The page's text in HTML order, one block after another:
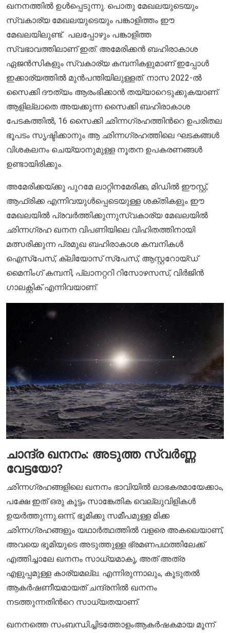
ഖനനത്തില്‍ ഉൾപ്പെടുന്നു. പൊതു മേഖലയുടെയും
സ്വകാര്യ മേഖലയുടെയും പങ്കാളിത്തം ഈ
മേഖലയിലുണ്ട്. പലപ്പോഴും പങ്കാളിത്ത
സ്വഭാവത്തിലാണ് ഇത്. അമേരിക്കൻ ബഹിരാകാശ
ഏജൻസികളും സ്വകാര്യ കമ്പനികളുമാണ് ഇപ്പോൾ
ഇക്കാര്യത്തിൽ മുൻപന്തിയിലുള്ളത്. നാസ 2022-ൽ
സൈക്കി ദൗത്യം ആരംഭിക്കാൻ തയ്യാറെടുക്കുകയാണ്.
ആളില്ലാതെ അയക്കുന്ന സൈക്കി ബഹിരാകാശ
പേടകത്തിൽ, 16 സൈക്കി ഛിന്നഗ്രഹത്തിന്‍റെ ഉപരിതല
ഭൂപടം സൃഷ്ടിക്കാനും ആ ഛിന്നഗ്രഹത്തിലെ ഘടകങ്ങൾ
വിശകലനം ചെയ്യാനുമുള്ള നൂതന ഉപകരണങ്ങൾ
ഉണ്ടായിരിക്കും.
അമേരിക്കയ്ക്കു പുറമേ ലാറ്റിനമേരിക്ക, മിഡിൽ ഈസ്റ്റ്,
ആഫ്രിക്ക എന്നിവയുൾപ്പെടെയുള്ള ശക്തികളും ഈ
മേഖലയില്‍ പ്രവര്‍ത്തിക്കുന്നുസ്വകാര്യ മേഖലയില്‍
ഛിന്നഗ്രഹ ഖനന വിപണിയിലെ വിഹിതത്തിനായി
മത്സരിക്കുന്ന പ്രമുഖ ബഹിരാകാശ കമ്പനികൾ
ഐസ്പേസ്, ക്ലിയോസ് സ്പേസ്, ആസ്റ്ററോയ്ഡ്
മൈനിംഗ് കമ്പനി, പ്ലാനറ്ററി റിസോഴസസ്, വിർജിൻ
ഗാലക്റ്റിക് എന്നിവയാണ്.
ചാന്ദ്ര ഖനനം: അടുത്ത സ്വർണ്ണ
വേട്ടയോ?
ഛിന്നഗ്രഹങ്ങളിലെ ഖനനം ഭാവിയില്‍ ലാഭകരമായേക്കാം,
പക്ഷേ ഇത് ഒരു കൂട്ടം സാങ്കേതിക വെല്ലുവിളികൾ
ഉയർത്തുന്നു.ഒന്ന്, ഭൂമിക്കു സമീപമുള്ള മിക്ക
ഛിന്നഗ്രഹങ്ങളും യഥാര്‍ത്ഥത്തില്‍ വളരെ അകലെയാണ്,
അവയെ ഭൂമിയുടെ അടുത്തുള്ള ഭ്രമണപഥത്തിലേക്ക്
എത്തിച്ചാലേ ഖനനം സാധ്യമാകൂ, അത് അത്ര
എളുപ്പമുള്ള കാര്യമല്ല. എന്നിരുന്നാലും, കൂടുതൽ
ആകർഷണീയമായത് ചന്ദ്രനിൽ ഖനനം
നടത്തുന്നതിന്‍റെ സാധ്യതയാണ്.
ഖനനത്തെ സംബന്ധിച്ചിടത്തോളംആകർഷകമായ മൂന്ന്